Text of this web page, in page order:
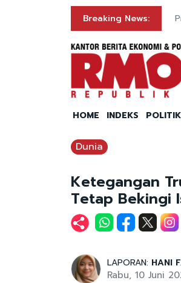
Breaking News:
HOME INDEKS POLITIK
Dunia
Ketegangan
Tetap Bekingi
LAPORAN: HANI
Rabu, 10 Juni